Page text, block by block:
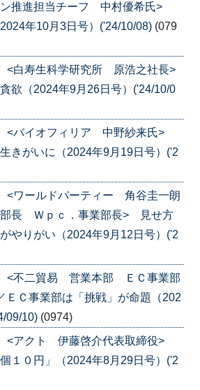
ン推進担当チーフ 中村優希氏>
年10月3日号）('24/10/08) (079
<白寿生科学研究所 原浩之社長>
欲（2024年9月26日号）('24/10/0
<バイオフィリア 中野紗来氏>
きがいに（2024年9月19日号）('2
<ワールドパーティー 角谷圭一朗
長 Ｗｐｃ．事業部長> 見せ方
やりがい（2024年9月12日号）('2
<不二貿易 営業本部 ＥＣ事業部
Ｃ事業部は「挑戦」が命題（202
09/10) (0974)
<アクト 伊藤啓介代表取締役>
１０円」（2024年8月29日号）('2